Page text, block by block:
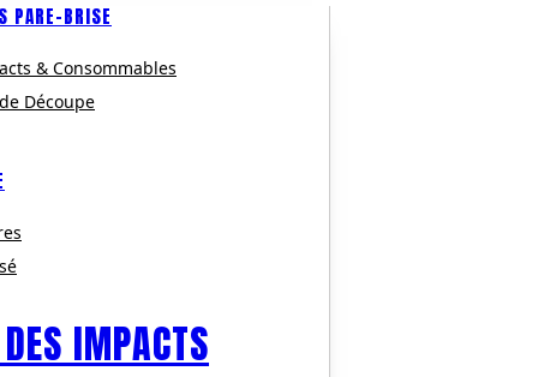
PARE-BRISE
& Consommables
Découpe
IMPACTS